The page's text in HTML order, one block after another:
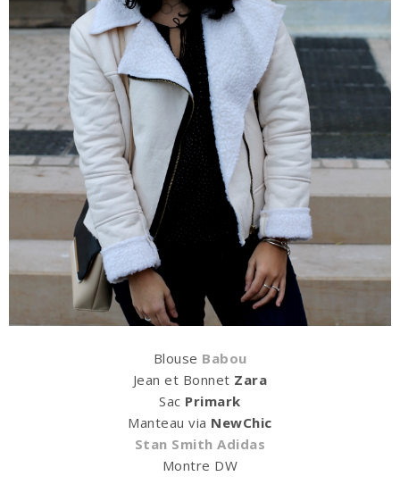
Blouse Babou
Jean et Bonnet Zara
Sac Primark
Manteau via NewChic
Stan Smith Adidas
Montre DW